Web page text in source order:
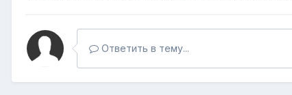
Ответить в тему...